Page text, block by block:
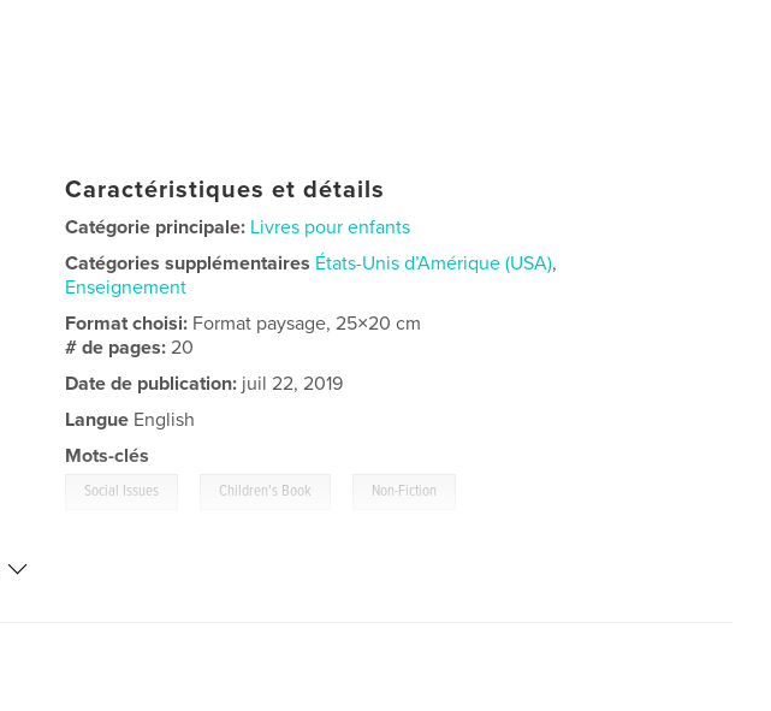
Caractéristiques et détails
Catégorie principale: Livres pour enfants
Catégories supplémentaires États-Unis d’Amérique (USA),
Enseignement
Format choisi: Format paysage, 25×20 cm
# de pages:20
Date de publication: juil 22, 2019
Langue English
Mots-clés
Social Issues Children's Book Non-Fiction